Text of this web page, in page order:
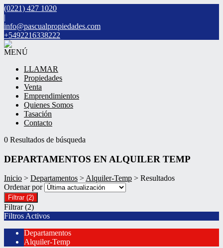
(0221) 427 1020
|
info@pascualpropiedades.com
+5492216338222
MENÚ
LLAMAR
Propiedades
Venta
Emprendimientos
Quienes Somos
Tasación
Contacto
0 Resultados de búsqueda
DEPARTAMENTOS EN ALQUILER TEMP
Inicio > Departamentos >Alquiler-Temp > Resultados
Ordenar por
Filtrar (2)
Filtrar (2)
Filtros Activos
Departamentos
Alquiler-Temp